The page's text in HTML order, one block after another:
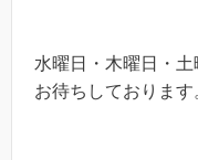
水曜日・木曜日・
お待ちしております